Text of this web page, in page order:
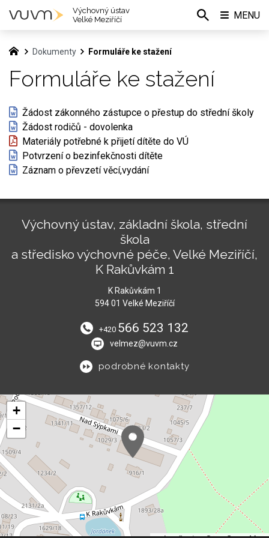
Dokumenty Formuláře ke stažení
Formuláře ke stažení
Žádost zákonného zástupce o přestup do střední školy
Žádost rodičů - dovolenka
Materiály potřebné k přijetí dítěte do VÚ
Potvrzení o bezinfekčnosti dítěte
Záznam o převzetí věcí,vydání
Výchovný ústav, základní škola, střední
škola
a středisko výchovné péče, Velké Meziříčí,
K Rakůvkám 1
K Rakůvkám 1
594 01 Velké Meziříčí
+420 566 523 132
velmez@vuvm.cz
podrobné kontakty
+
−
Výchovný ústav
Velké Meziříčí
MENU